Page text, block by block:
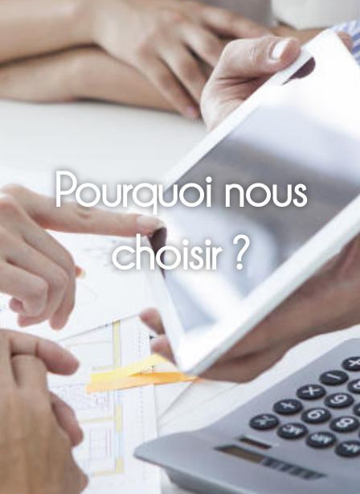
Pourquoi nous
choisir ?